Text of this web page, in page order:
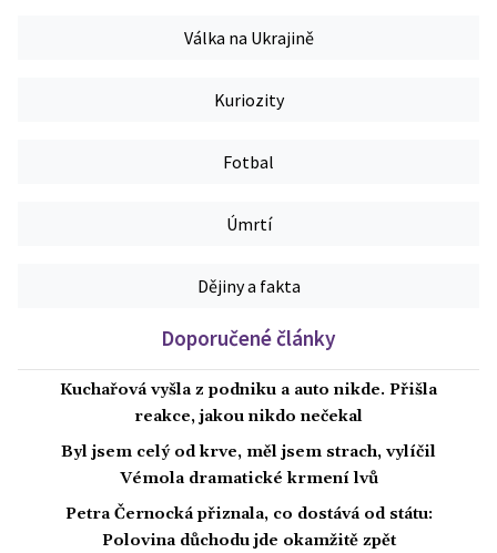
Válka na Ukrajině
Kuriozity
Fotbal
Úmrtí
Dějiny a fakta
Doporučené články
Kuchařová vyšla z podniku a auto nikde. Přišla
reakce, jakou nikdo nečekal
Byl jsem celý od krve, měl jsem strach, vylíčil
Vémola dramatické krmení lvů
Petra Černocká přiznala, co dostává od státu:
Polovina důchodu jde okamžitě zpět